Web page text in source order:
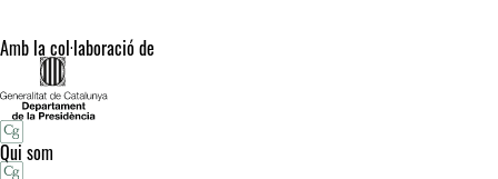
Amb la col·laboració de
Qui som